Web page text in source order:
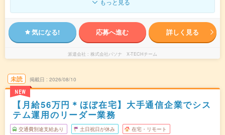
もっと見る
気になる! 応募へ進む 詳しく見る
派遣会社 株式会社パソナ X-TECHチーム
未読
NEW
掲載日 2026/08/10
【月給56万円＊ほぼ在宅】大手通信企業でシス
テム運用のリーダー業務
交通費別途支給あり 土日祝日が休み 在宅・リモート